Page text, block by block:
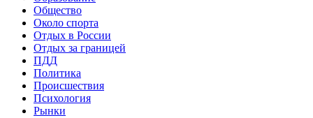
Общество
Около спорта
Отдых в России
Отдых за границей
ПДД
Политика
Происшествия
Психология
Рынки